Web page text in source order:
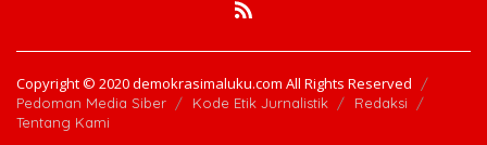
Copyright © 2020 demokrasimaluku.com All Rights Reserved
Pedoman Media Siber Kode Etik Jurnalistik
Redaksi
Tentang Kami